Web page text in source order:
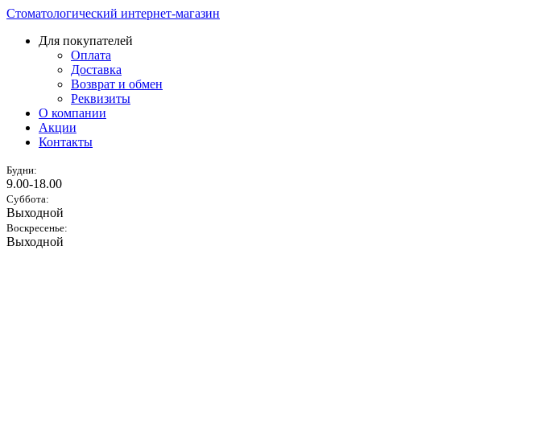
Стоматологический интернет-магазин
Для покупателей
Оплата
Доставка
Возврат и обмен
Реквизиты
О компании
Акции
Контакты
Будни:
9.00-18.00
Суббота:
Выходной
Воскресенье:
Выходной